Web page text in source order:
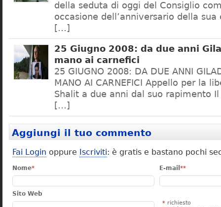
della seduta di oggi del Consiglio
occasione dell’anniversario della sua
[…]
25 Giugno 2008: da due anni
mano ai carnefici
25 GIUGNO 2008: DA DUE ANNI
MANO AI CARNEFICI Appello per la
Shalit a due anni dal suo rapimento
[…]
Aggiungi il tuo commento
Fai Login oppure Iscriviti: è gratis e bastano pochi
Nome* E-mail **
Sito Web
* richiesto